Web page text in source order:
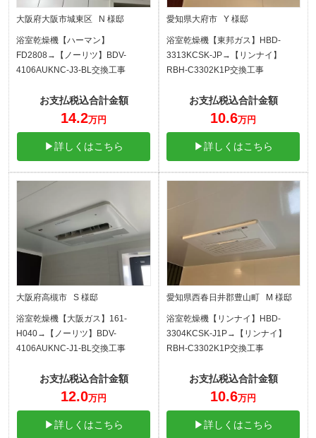
大阪府大阪市城東区 N 様邸
浴室乾燥機【ハーマン】
FD2808→【ノーリツ】BDV-
4106AUKNC-J3-BL交換工事
お支払税込合計金額
14.2万円
▶詳しくはこちら
愛知県大府市 Y 様邸
浴室乾燥機【東邦ガス】HBD-
3313KCSK-JP→【リンナイ】
RBH-C3302K1P交換工事
お支払税込合計金額
10.6万円
▶詳しくはこちら
大阪府高槻市 S 様邸
浴室乾燥機【大阪ガス】161-
H040→【ノーリツ】BDV-
4106AUKNC-J1-BL交換工事
お支払税込合計金額
12.0万円
▶詳しくはこちら
愛知県西春日井郡豊山町 M 様邸
浴室乾燥機【リンナイ】HBD-
3304KCSK-J1P→【リンナイ】
RBH-C3302K1P交換工事
お支払税込合計金額
10.6万円
▶詳しくはこちら